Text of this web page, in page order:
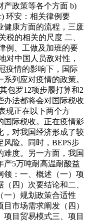
产政策等各个方面 b)
环安：相关律例要
健康方面的流程，三废
税的相关的尺度 二、
例、工做及加班的要
对中国人员敌对性，
疫情的影响下，国际
列应对疫情的政策。
包罗12项步履打算和2
办法都将会对国际税收
现正在以下两个方
国际税收。正在疫情影
，对我国经济形成了较
险。同时，BEPS步
难度。另一方面，我国
产5万吨耐高温耐酸益
领：一、概述（一）项
四）次要结论和二、
一）规划政策合适性
市场需求阐发（四）
目贸易模式三、项目